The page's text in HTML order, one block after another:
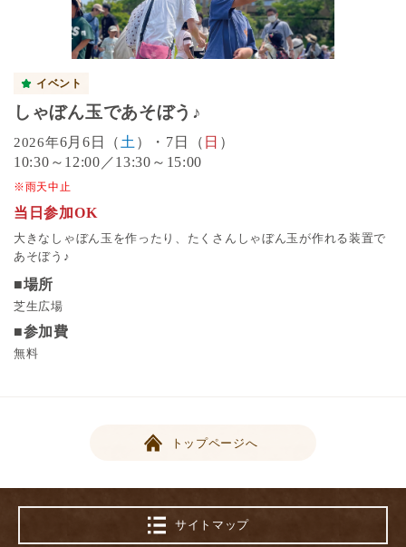
イベント
しゃぼん玉であそぼう♪
2026年6月6日（ 土 ）・7日（ 日 ）
10:30～12:00／13:30～15:00
※雨天中止
当日参加OK
大きなしゃぼん玉を作ったり、たくさんしゃぼん玉が作れる装置で
あそぼう♪
■場所
芝生広場
■参加費
無料
トップページへ
サイトマップ